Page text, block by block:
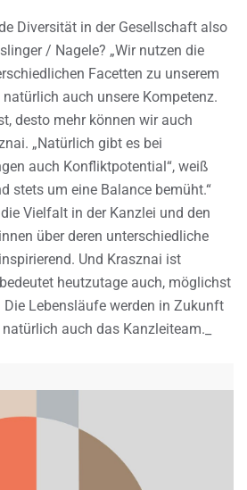
Diversität in der Gesellschaft also
/ Nagele? „Wir nutzen die
Facetten zu unserem
auch unsere Kompetenz.
desto mehr können wir auch
„Natürlich gibt es bei
auch Konfliktpotential“, weiß
stets um eine Balance bemüht.“
Vielfalt in der Kanzlei und den
über deren unterschiedliche
Und Krasznai ist
heutzutage auch, möglichst
Lebensläufe werden in Zukunft
auch das Kanzleiteam._